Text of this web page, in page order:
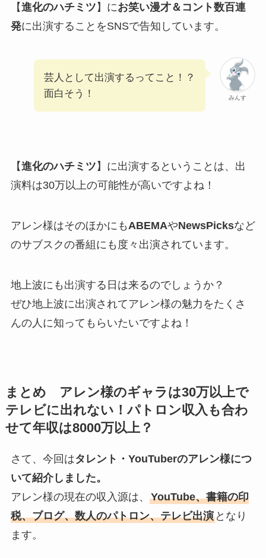
【進化のハチミツ 】にお笑い漫才＆コント数百連
発に出演することをSNSで告知しています。
みんす
芸人として出演するってこと！？
面白そう！
【進化のハチミツ 】に出演するということは、出
演料は30万以上の可能性が高いですよね！
アレン様はそのほかにも ABEMAやNewsPicksなど
のサブスクの番組にも度々出演されています。
地上波にも出演する日は来るのでしょうか？
ぜひ地上波に出演されてアレン様の魅力をたくさ
んの人に知ってもらいたいですよね！
まとめ アレン様のギャラは30万以上で
テレビに出れない！パトロン収入も合わ
せて年収は8000万以上？
さて、今回はタレント・YouTuberのアレン様につ
いて紹介しました。
アレン様の現在の収入源は、 YouTube、書籍の印
税、ブログ、数人のパトロン、テレビ出演となり
ます。